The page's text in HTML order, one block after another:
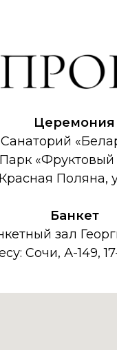
Церемония
Санаторий
Парк «Фруктовый
Поляна,
Банкет
зал
Сочи, А-149,